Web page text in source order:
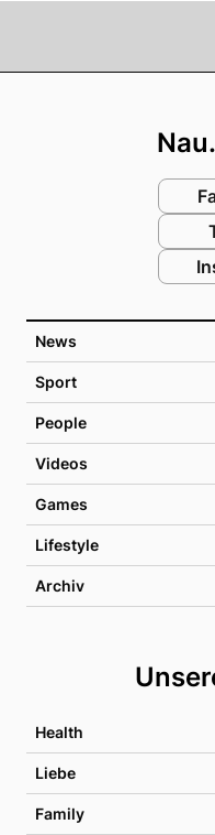
News
Sport
People
Videos
Games
Lifestyle
Archiv
Health
Liebe
Family